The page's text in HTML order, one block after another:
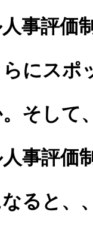
事評価
にスポ
そして
事評価
ると、